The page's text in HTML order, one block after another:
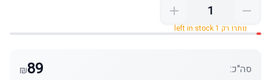
נותרו רק 1 left in stock
סה"כ: 89
₪